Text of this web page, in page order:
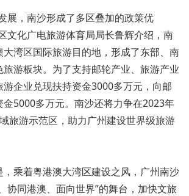
，南沙形成了多区叠加的政策优
文化广电旅游体育局局长鲁辉介绍，南
湾区国际旅游目的地，形成了东部、南
游板块。为了支持邮轮产业、旅游产业
企业兑现扶持资金3000多万元，向邮
5000多万元。南沙还将力争在2023年
旅游示范区，助力广州建设世界级旅游
乘着粤港澳大湾区建设之风，广州南沙
协同港澳、面向世界”的舞台，加快文旅